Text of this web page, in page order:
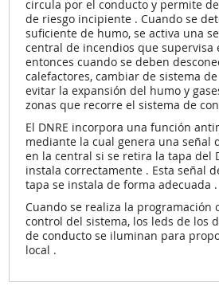
circula por el conducto y permite
de riesgo incipiente . Cuando se
suficiente de humo, se activa una
central de incendios que supervisa
entonces cuando se deben
calefactores, cambiar de sistema
evitar la expansión del humo y
zonas que recorre el sistema de
El DNRE incorpora una función
mediante la cual genera una señal
en la central si se retira la tapa del
instala correctamente . Esta señal
tapa se instala de forma adecuada .
Cuando se realiza la programación
control del sistema, los leds de los
de conducto se iluminan para
local .